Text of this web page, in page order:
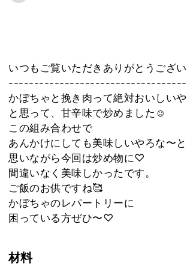
いつもご覧いただきありがとうござ
かぼちゃと挽き肉って絶対おいしい
と思って、甘辛味で炒めました☺︎
この組み合わせで
あんかけにしても美味しいやろな〜と
思いながら今回は炒め物に♡
間違いなく美味しかったです。
ご飯のお供ですね🥰
かぼちゃのレパートリーに
困っている方ぜひ〜♡
材料